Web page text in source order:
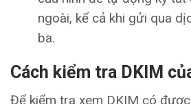
ngoài, kể cả khi gửi qua
ba.
Cách kiểm tra DKIM
Để kiểm tra xem DKIM có